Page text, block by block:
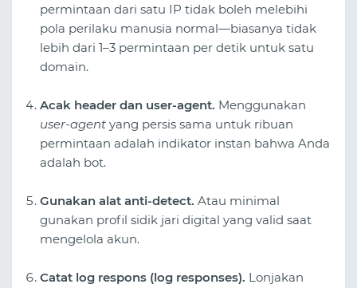
permintaan dari satu IP tidak boleh melebihi
pola perilaku manusia normal—biasanya tidak
lebih dari 1–3 permintaan per detik untuk satu
domain.
Acak header dan user-agent. Menggunakan
user-agent yang persis sama untuk ribuan
permintaan adalah indikator instan bahwa Anda
adalah bot.
Gunakan alat anti-detect. Atau minimal
gunakan profil sidik jari digital yang valid saat
mengelola akun.
Catat log respons (log responses). Lonjakan